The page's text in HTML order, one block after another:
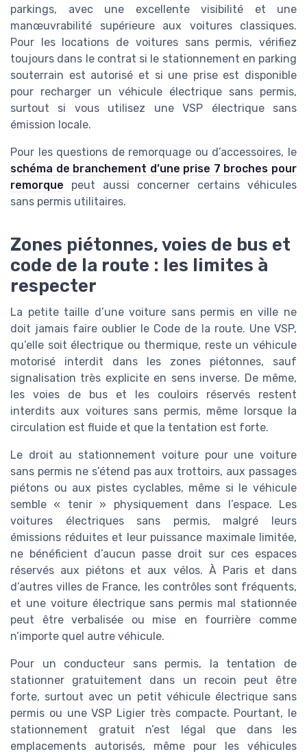
parkings, avec une excellente visibilité et une
manœuvrabilité supérieure aux voitures classiques.
Pour les locations de voitures sans permis, vérifiez
toujours dans le contrat si le stationnement en parking
souterrain est autorisé et si une prise est disponible
pour recharger un véhicule électrique sans permis,
surtout si vous utilisez une VSP électrique sans
émission locale.
Pour les questions de remorquage ou d’accessoires, le
schéma de branchement d’une prise 7 broches pour
remorque peut aussi concerner certains véhicules
sans permis utilitaires.
Zones piétonnes, voies de bus et
code de la route : les limites à
respecter
La petite taille d’une voiture sans permis en ville ne
doit jamais faire oublier le Code de la route. Une VSP,
qu’elle soit électrique ou thermique, reste un véhicule
motorisé interdit dans les zones piétonnes, sauf
signalisation très explicite en sens inverse. De même,
les voies de bus et les couloirs réservés restent
interdits aux voitures sans permis, même lorsque la
circulation est fluide et que la tentation est forte.
Le droit au stationnement voiture pour une voiture
sans permis ne s’étend pas aux trottoirs, aux passages
piétons ou aux pistes cyclables, même si le véhicule
semble « tenir » physiquement dans l’espace. Les
voitures électriques sans permis, malgré leurs
émissions réduites et leur puissance maximale limitée,
ne bénéficient d’aucun passe droit sur ces espaces
réservés aux piétons et aux vélos. À Paris et dans
d’autres villes de France, les contrôles sont fréquents,
et une voiture électrique sans permis mal stationnée
peut être verbalisée ou mise en fourrière comme
n’importe quel autre véhicule.
Pour un conducteur sans permis, la tentation de
stationner gratuitement dans un recoin peut être
forte, surtout avec un petit véhicule électrique sans
permis ou une VSP Ligier très compacte. Pourtant, le
stationnement gratuit n’est légal que dans les
emplacements autorisés, même pour les véhicules